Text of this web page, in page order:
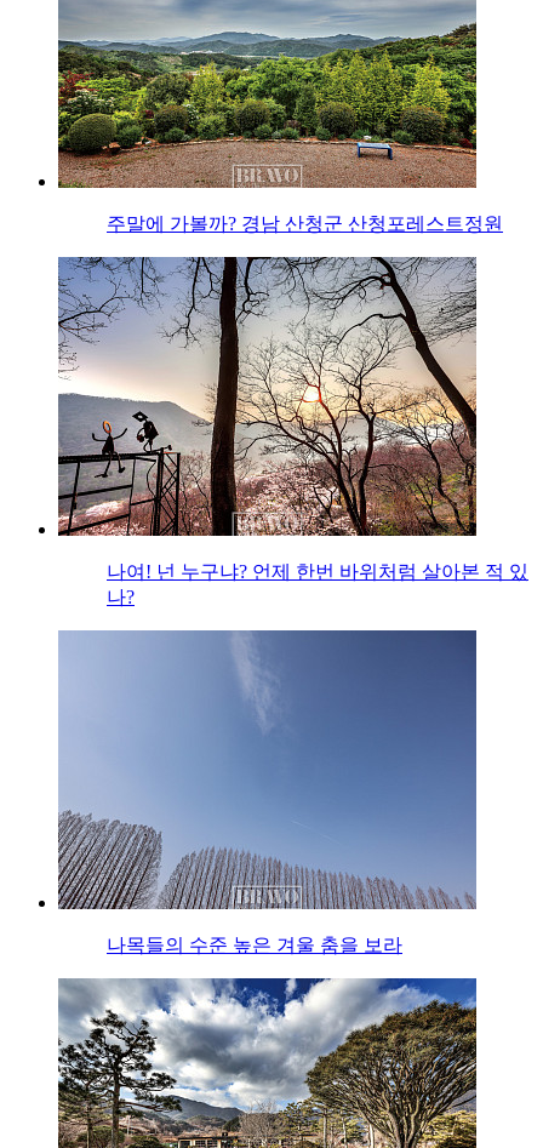
주말에 가볼까? 경남 산청군 산청포레스트정원
나여! 넌 누구냐? 언제 한번 바위처럼 살아본 적 있
나?
나목들의 수준 높은 겨울 춤을 보라